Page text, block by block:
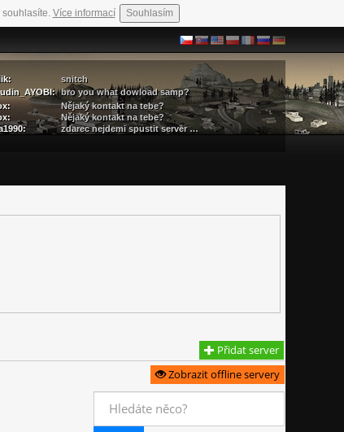
souhlasíte. Více informací Souhlasím
snitch
bro you what dowload samp?
Nějaký kontakt na tebe?
Nějaký kontakt na tebe?
zdarec nejdemi spustit server …
Přidat server
Zobrazit offline servery